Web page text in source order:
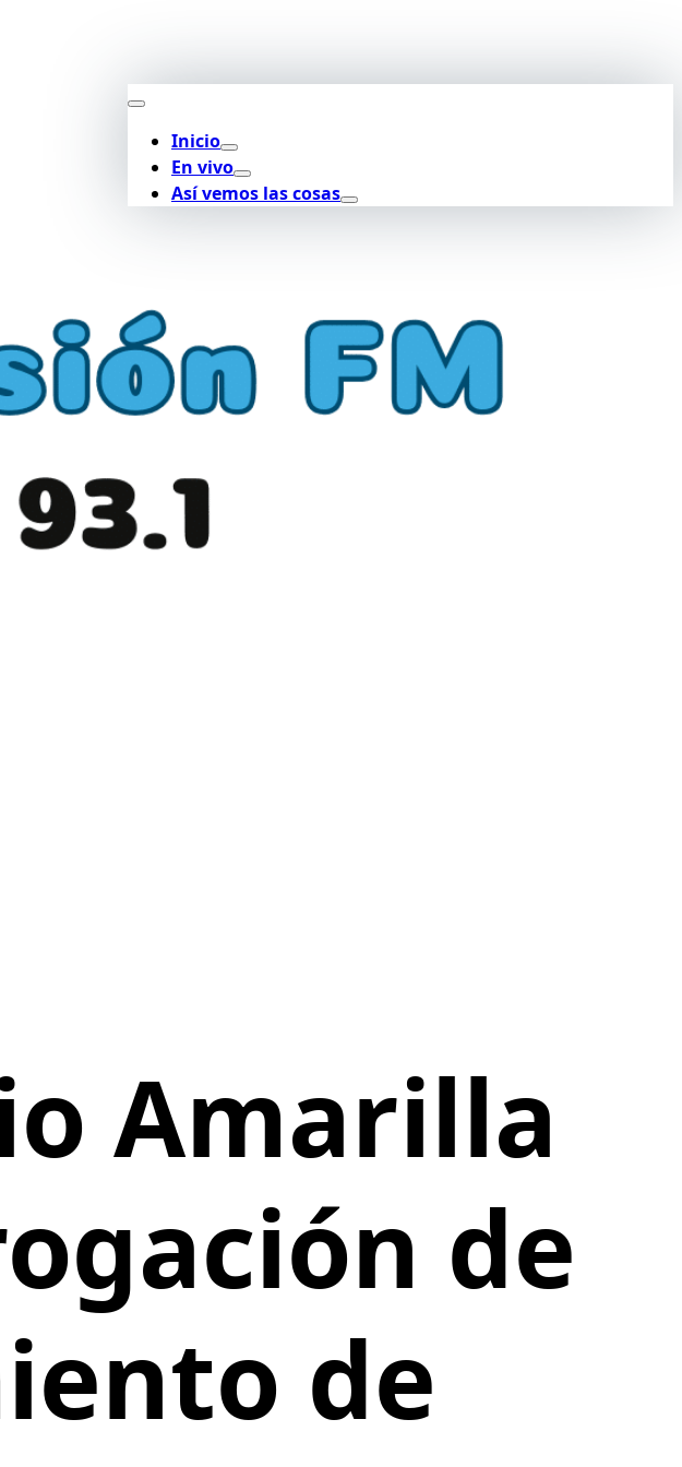
Inicio
En vivo
Así vemos las cosas
Amarilla
de
de